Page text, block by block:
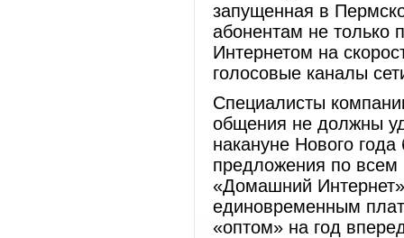
запущенная в
абонентам не только
Интернетом на
голосовые каналы
Специалисты
общения не должны
накануне Нового
предложения по всем
«Домашний
единовременным
«оптом» на год